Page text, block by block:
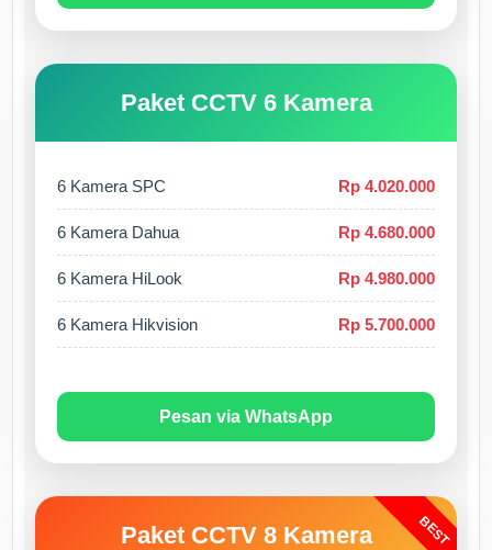
Paket CCTV 6 Kamera
6 Kamera SPC Rp 4.020.000
6 Kamera Dahua Rp 4.680.000
6 Kamera HiLook Rp 4.980.000
6 Kamera Hikvision Rp 5.700.000
Pesan via WhatsApp
BEST
Paket CCTV 8 Kamera